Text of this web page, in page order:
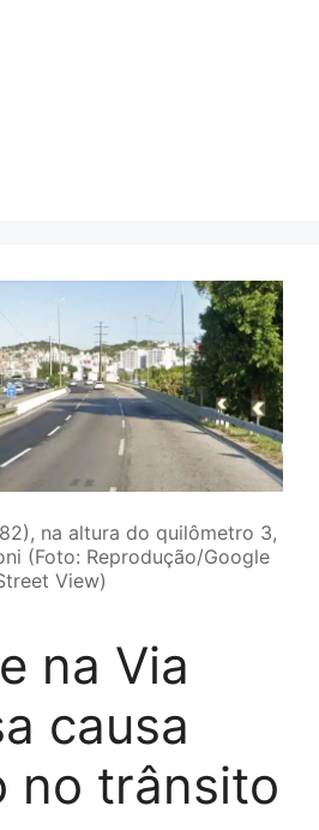
na altura do quilômetro 3,
(Foto: Reprodução/Google
View)
na Via
causa
no trânsito